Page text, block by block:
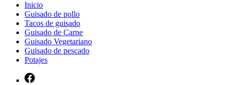
Inicio
Guisado de pollo
Tacos de guisado
Guisado de Carne
Guisado Vegetariano
Guisado de pescado
Potajes